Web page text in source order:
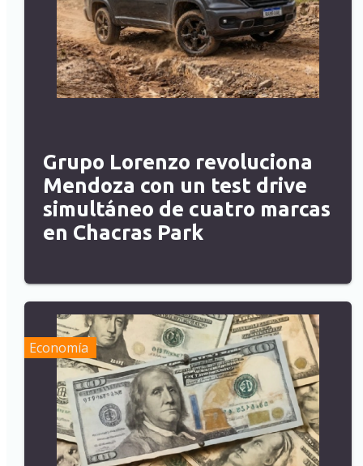
Grupo Lorenzo revoluciona
Mendoza con un test drive
simultáneo de cuatro marcas
en Chacras Park
Economía